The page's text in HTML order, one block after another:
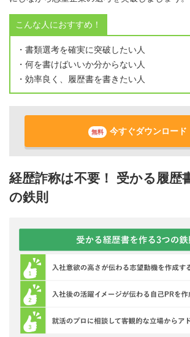
こんな人におすすめ！
・書類選考を確実に突破したい人
・何を書けばいいか分からない人
・効率良く、履歴書を書きたい人
無料 今すぐダウンロード
経歴詐称は不要！ 受かる履歴
の鉄則